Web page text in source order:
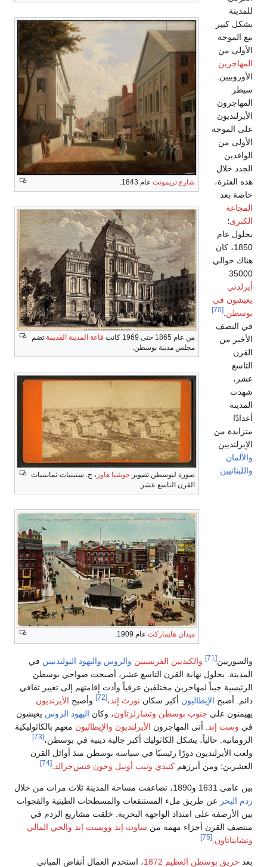
المدينة القديمة
ستينيات-ثمانينيات
البولندنيينفي
ضواحي بوسطن
إلى تغيير ثقافي
الأيرنديون
اليهود الروسيعيشون
معهم بالكاثوليكية
في بوسطن،
منذ أوائل القرن
.
الطينية والفجوات
مشاريع الردم في
إند والحي المالي
أنقاض المباني